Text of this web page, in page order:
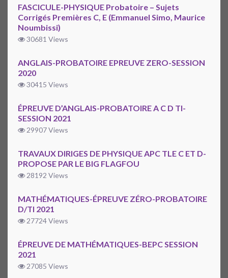
FASCICULE-PHYSIQUE Probatoire – Sujets
Corrigés Premières C, E (Emmanuel Simo, Maurice
Noumbissi)
30681 Views
ANGLAIS-PROBATOIRE EPREUVE ZERO-SESSION
2020
30415 Views
ÉPREUVE D’ANGLAIS-PROBATOIRE A C D TI-
SESSION 2021
29907 Views
TRAVAUX DIRIGES DE PHYSIQUE APC TLE C ET D-
PROPOSE PAR LE BIG FLAGFOU
28192 Views
MATHÉMATIQUES-ÉPREUVE ZÉRO-PROBATOIRE
D/TI 2021
27724 Views
ÉPREUVE DE MATHÉMATIQUES-BEPC SESSION
2021
27085 Views